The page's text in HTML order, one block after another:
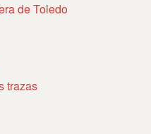
de Toledo
trazas